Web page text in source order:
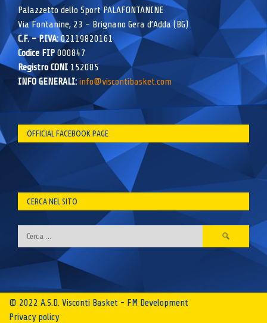
Palazzetto dello Sport PALAFONTANINE
Via Fontanine, 23 – Brignano Gera d’Adda (BG)
C.F. – P.IVA:02119820161
Codice FIP000847
Registro CONI 152085
INFO GENERALI: info@viscontibasket.com
OFFICIAL FACEBOOK PAGE
CERCA NEL SITO
Ricerca
per:
© 2022 A.S.D. Visconti Basket - FM Development
Privacy policy